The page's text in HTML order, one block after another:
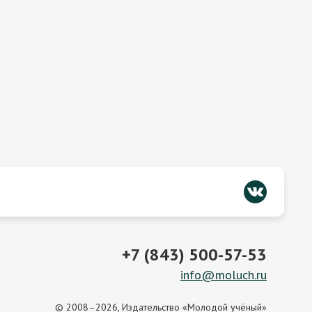
+7 (843) 500-57-53
info@moluch.ru
© 2008–2026, Издательство «Молодой учёный»